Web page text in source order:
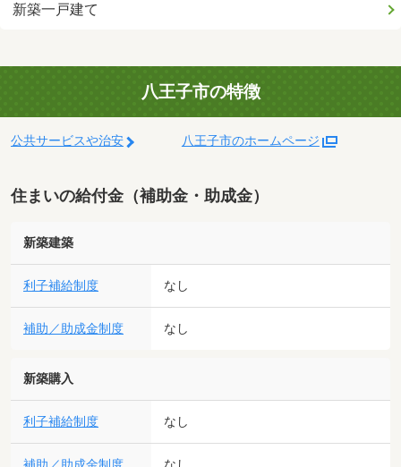
新築一戸建て
八王子市の特徴
公共サービスや治安 八王子市のホームページ
住まいの給付金（補助金・助成金）
新築建築
利子補給制度 なし
補助／助成金制度 なし
新築購入
利子補給制度 なし
なし